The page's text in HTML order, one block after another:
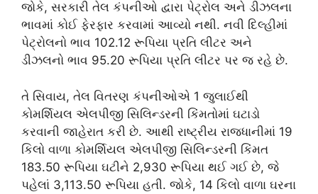
જોકે, સરકારી તેલ કંપનીઓ દ્વારા પેટ્રોલ અને ડીઝલના
ભાવમાં કોઈ ફેરફાર કરવામાં આવ્યો નથી. નવી દિલ્હીમાં
પેટ્રોલનો ભાવ 102.12 રૂપિયા પ્રતિ લીટર અને
ડીઝલનો ભાવ 95.20 રૂપિયા પ્રતિ લીટર પર જ રહે છે.
તે સિવાય, તેલ વિતરણ કંપનીઓએ 1 જુલાઈથી
કોમર્શિયલ એલપીજી સિલિન્ડરની કિંમતોમાં ઘટાડો
કરવાની જાહેરાત કરી છે. આથી રાષ્ટ્રીય રાજધાનીમાં 19
કિલો વાળા કોમર્શિયલ એલપીજી સિલિન્ડરની કિંમત
183.50 રૂપિયા ઘટીને 2,930 રૂપિયા થઈ ગઈ છે, જે
પહેલાં 3,113.50 રૂપિયા હતી. જોકે, 14 કિલો વાળા ઘરના